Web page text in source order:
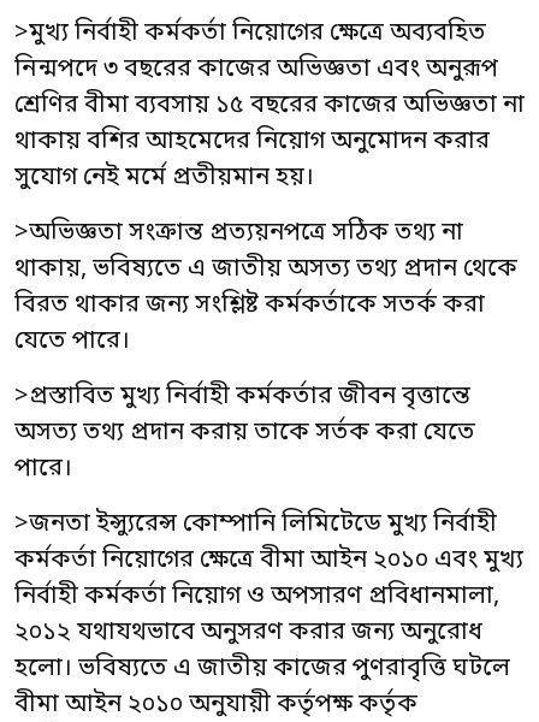
>মুখ্য নির্বাহী কর্মকর্তা নিয়োগের ক্ষেত্রে অব্যবহিত
নিন্মপদে ৩ বছরের কাজের অভিজ্ঞতা এবং অনুরূপ
শ্রেণির বীমা ব্যবসায় ১৫ বছরের কাজের অভিজ্ঞতা না
থাকায় বশির আহমেদের নিয়োগ অনুমোদন করার
সুযোগ নেই মর্মে প্রতীয়মান হয়।
>অভিজ্ঞতা সংক্রান্ত প্রত্যয়নপত্রে সঠিক তথ্য না
থাকায়, ভবিষ্যতে এ জাতীয় অসত্য তথ্য প্রদান থেকে
বিরত থাকার জন্য সংশ্লিষ্ট কর্মকর্তাকে সতর্ক করা
যেতে পারে।
>প্রস্তাবিত মুখ্য নির্বাহী কর্মকর্তার জীবন বৃত্তান্তে
অসত্য তথ্য প্রদান করায় তাকে সর্তক করা যেতে
পারে।
>জনতা ইন্স্যুরেন্স কোম্পানি লিমিটেডে মুখ্য নির্বাহী
কর্মকর্তা নিয়োগের ক্ষেত্রে বীমা আইন ২০১০ এবং মুখ্য
নির্বাহী কর্মকর্তা নিয়োগ ও অপসারণ প্রবিধানমালা,
২০১২ যথাযথভাবে অনুসরণ করার জন্য অনুরোধ
হলো। ভবিষ্যতে এ জাতীয় কাজের পুণরাবৃত্তি ঘটলে
বীমা আইন ২০১০ অনুযায়ী কর্তৃপক্ষ কর্তৃক